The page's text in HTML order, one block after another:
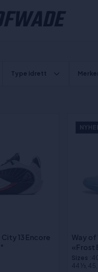
13 Encore
Way of
«Frost
Sizes
44 1⁄3, 45,
Type idrett